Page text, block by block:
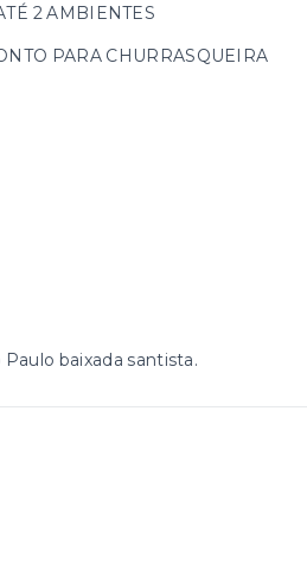
2 AMBIENTES
PARA CHURRASQUEIRA
baixada santista.